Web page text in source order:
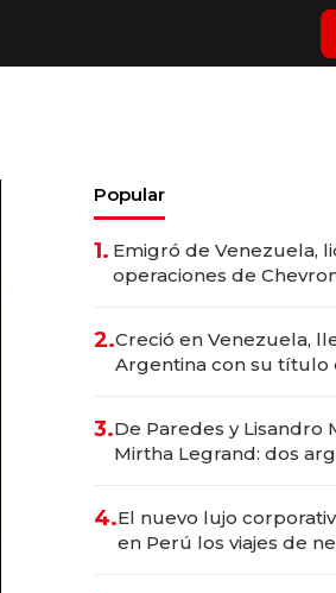
Popular
1. Emigró de Venezuela,
operaciones de Chevron
2.Creció en Venezuela,
Argentina con su título
marcas "fast premium"
3.De Paredes y Lisandro
Mirtha Legrand: dos
4.El nuevo lujo
en Perú los viajes de